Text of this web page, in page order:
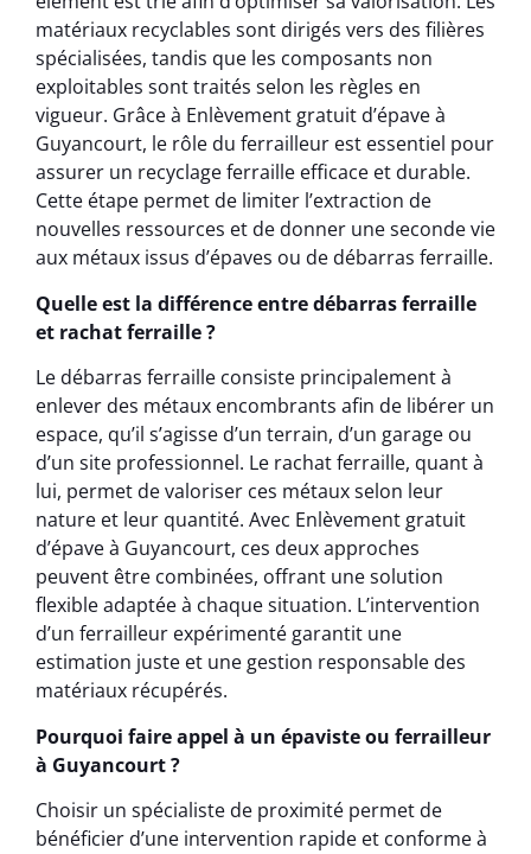
matériaux recyclables sont dirigés vers des filières
spécialisées, tandis que les composants non
exploitables sont traités selon les règles en
vigueur. Grâce à Enlèvement gratuit d’épave à
Guyancourt, le rôle du ferrailleur est essentiel pour
assurer un recyclage ferraille efficace et durable.
Cette étape permet de limiter l’extraction de
nouvelles ressources et de donner une seconde vie
aux métaux issus d’épaves ou de débarras ferraille.
Quelle est la différence entre débarras ferraille
et rachat ferraille ?
Le débarras ferraille consiste principalement à
enlever des métaux encombrants afin de libérer un
espace, qu’il s’agisse d’un terrain, d’un garage ou
d’un site professionnel. Le rachat ferraille, quant à
lui, permet de valoriser ces métaux selon leur
nature et leur quantité. Avec Enlèvement gratuit
d’épave à Guyancourt, ces deux approches
peuvent être combinées, offrant une solution
flexible adaptée à chaque situation. L’intervention
d’un ferrailleur expérimenté garantit une
estimation juste et une gestion responsable des
matériaux récupérés.
Pourquoi faire appel à un épaviste ou ferrailleur
à Guyancourt ?
Choisir un spécialiste de proximité permet de
bénéficier d’une intervention rapide et conforme à